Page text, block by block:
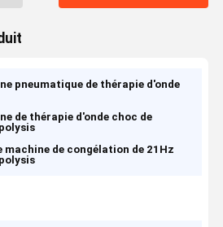
pneumatique de thérapie d'onde
de thérapie d'onde choc de
machine de congélation de 21Hz